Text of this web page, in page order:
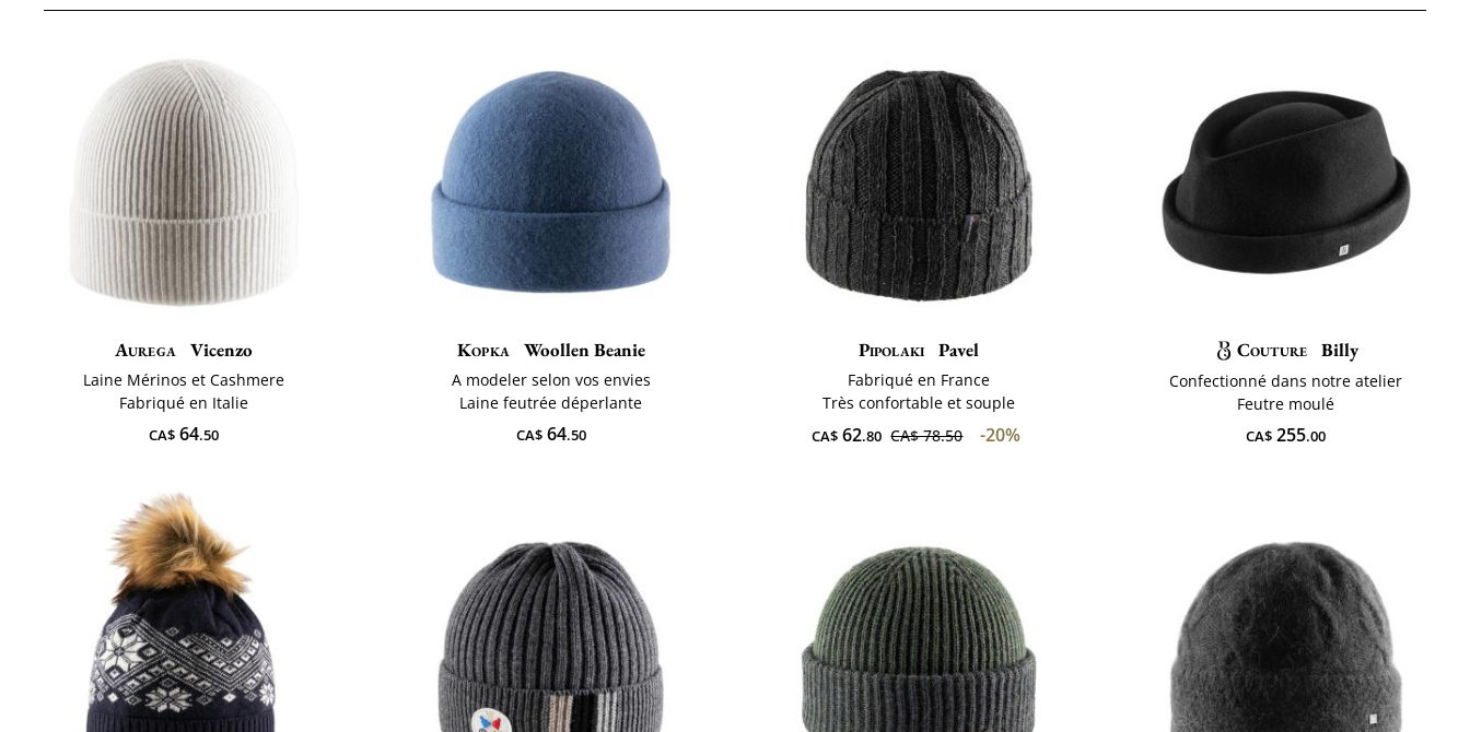
Aurega Vicenzo
Laine Mérinos et Cashmere
Fabriqué en Italie
CA$64.50
Kopka Woollen Beanie
A ​modeler selon vos envies
Laine feutrée déperlante
CA$64.50
Pipolaki Pavel
Fabriqué en France
Très confortable et souple
CA$ 62.80 CA$ 78.50 -20%
Couture Billy
Confectionné dans notre atelier
Feutre moulé
CA$ 255.00